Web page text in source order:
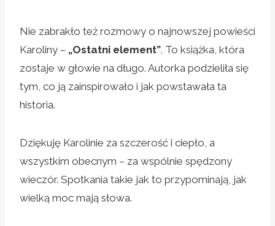
Nie zabrakło też rozmowy o najnowszej powieści
Karoliny – „Ostatni element”. To książka, która
zostaje w głowie na długo. Autorka podzieliła się
tym, co ją zainspirowało i jak powstawała ta
historia.
Dziękuję Karolinie za szczerość i ciepło, a
wszystkim obecnym – za wspólnie spędzony
wieczór. Spotkania takie jak to przypominają, jak
wielką moc mają słowa.